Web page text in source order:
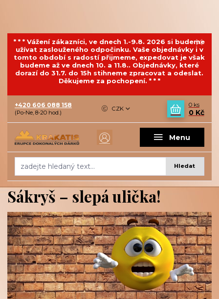
* * * Vážení zákazníci, ve dnech 1.-9.8. 2026 si budeme
užívat zaslouženého odpočinku. Vaše objednávky i v
tomto období s radostí přijmeme, expedovat je však
budeme až ve dnech 10. a 11.8.. Objednávky, které
dorazí do 31.7. do 15h stihneme zpracovat a odeslat.
Děkujeme za pochopení. * * *
Menu
CZK
Hledat
+420 606 088 158
(Po-Ne, 8-20 hod.)
0 ks
0 Kč
Sákryš – slepá ulička!